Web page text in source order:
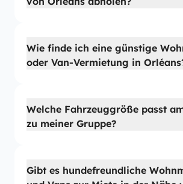
Wie finde ich eine günstige
oder Van-Vermietung in
Welche Fahrzeuggröße passt
zu meiner Gruppe?
Gibt es hundefreundliche